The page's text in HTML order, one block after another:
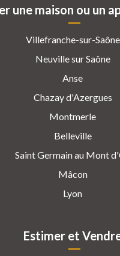
une maison ou un
Villefranche-sur-Saône
Neuville sur Saône
Anse
Chazay d'Azergues
Montmerle
Belleville
Saint Germain au Mont
Mâcon
Lyon
Estimer et